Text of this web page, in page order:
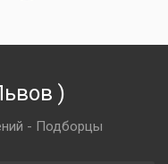
)
- Подборцы